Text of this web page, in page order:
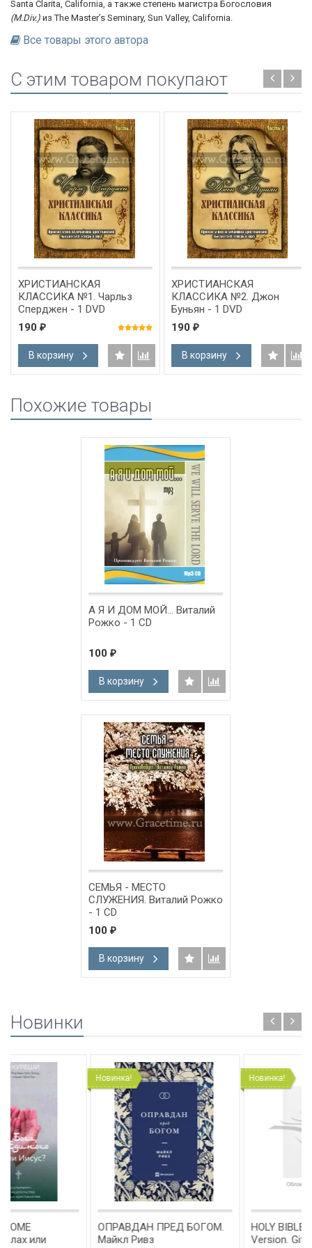
Santa Clarita, California, а также степень магистра Богословия
(M.Div.) из The Master’s Seminary, Sun Valley, California.
Все товары этого автора
C этим товаром покупают
ХРИСТИАНСКАЯ
КЛАССИКА №1. Чарльз
Сперджен - 1 DVD
190 ₽
В корзину
ХРИСТИАНСКАЯ
КЛАССИКА №2. Джон
Буньян - 1 DVD
190 ₽
В корзину
Похожие товары
А Я И ДОМ МОЙ... Виталий
Рожко - 1 CD
100 ₽
В корзину
СЕМЬЯ - МЕСТО
СЛУЖЕНИЯ. Виталий Рожко
- 1 CD
100 ₽
В корзину
Новинки
Новинка!
ОПРАВДАН ПРЕД БОГОМ.
Майкл Ривз
Новинка!
HOLY BIBLE. King James
Version. Gift & Award Bible.